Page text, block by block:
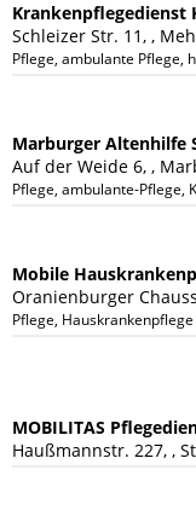
Krankenpflegedienst
Schleizer Str. 11, ,
Pflege, ambulante Pflege,
Marburger Altenhilfe
Auf der Weide 6, ,
Pflege, ambulante-Pflege,
Mobile
Oranienburger
Pflege, Hauskrankenpflege
MOBILITAS
Haußmannstr. 227, ,